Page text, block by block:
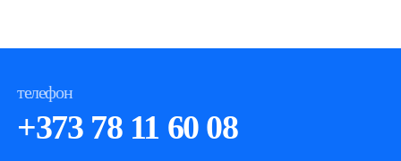
телефон
+373 78 11 60 08